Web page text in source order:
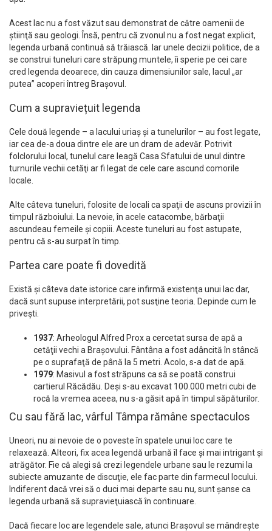
Acest lac nu a fost văzut sau demonstrat de către oamenii de
ştiinţă sau geologi. Însă, pentru că zvonul nu a fost negat explicit,
legenda urbană continuă să trăiască. Iar unele decizii politice, de a
se construi tuneluri care străpung muntele, îi sperie pe cei care
cred legenda deoarece, din cauza dimensiunilor sale, lacul „ar
putea” acoperi întreg Braşovul.
Cum a supraviețuit legenda
Cele două legende – a lacului uriaş şi a tunelurilor – au fost legate,
iar cea de-a doua dintre ele are un dram de adevăr. Potrivit
folclorului local, tunelul care leagă Casa Sfatului de unul dintre
turnurile vechii cetăţi ar fi legat de cele care ascund comorile
locale.
Alte câteva tuneluri, folosite de locali ca spaţii de ascuns provizii în
timpul războiului. La nevoie, în acele catacombe, bărbaţii
ascundeau femeile şi copiii. Aceste tuneluri au fost astupate,
pentru că s-au surpat în timp.
Partea care poate fi dovedită
Există şi câteva date istorice care infirmă existenţa unui lac dar,
dacă sunt supuse interpretării, pot susţine teoria. Depinde cum le
priveşti.
1937: Arheologul Alfred Prox a cercetat sursa de apă a
cetăţii vechi a Braşovului. Fântâna a fost adâncită în stâncă
pe o suprafaţă de până la 5 metri. Acolo, s-a dat de apă.
1979: Masivul a fost străpuns ca să se poată construi
cartierul Răcădău. Deşi s-au excavat 100.000 metri cubi de
rocă la vremea aceea, nu s-a găsit apă în timpul săpăturilor.
Cu sau fără lac, vârful Tâmpa rămâne spectaculos
Uneori, nu ai nevoie de o poveste în spatele unui loc care te
relaxează. Alteori, fix acea legendă urbană îl face şi mai intrigant şi
atrăgător. Fie că alegi să crezi legendele urbane sau le rezumi la
subiecte amuzante de discuţie, ele fac parte din farmecul locului.
Indiferent dacă vrei să o duci mai departe sau nu, sunt şanse ca
legenda urbană să supravieţuiască în continuare.
Dacă fiecare loc are legendele sale, atunci Braşovul se mândreşte